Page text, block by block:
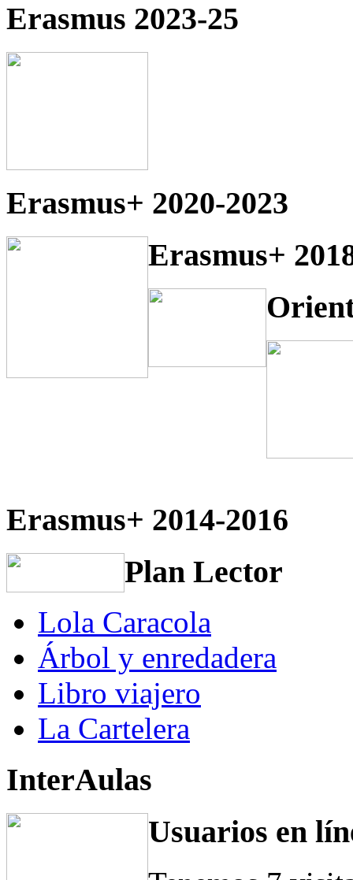
Erasmus 2023-25
Erasmus+ 2020-2023
Erasmus+
Erasmus+ 2014-2016
Plan Lector
Lola Caracola
Árbol y enredadera
Libro viajero
La Cartelera
InterAulas
Usuarios en